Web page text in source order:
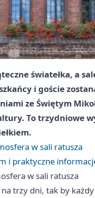
światełka, a
i goście
ze Świętym
To trzydniowe
w sali ratusza
i praktyczne
w sali ratusza
trzy dni, tak by każdy